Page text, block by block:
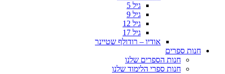
גיל 5
גיל 9
גיל 12
גיל 17
אודיו – רודולף שטיינר
חנות ספרים
חנות הספרים שלנו
חנות ספרי הלימוד שלנו